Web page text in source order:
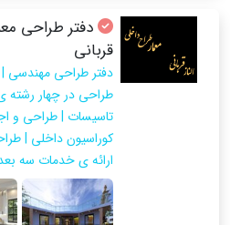
دفتر طراحی
قربانی
دفتر طراحی مهندسی
طراحی در چهار رشته
تاسیسات | طراحی و
کوراسیون داخلی |
ارائه ی خدمات سه